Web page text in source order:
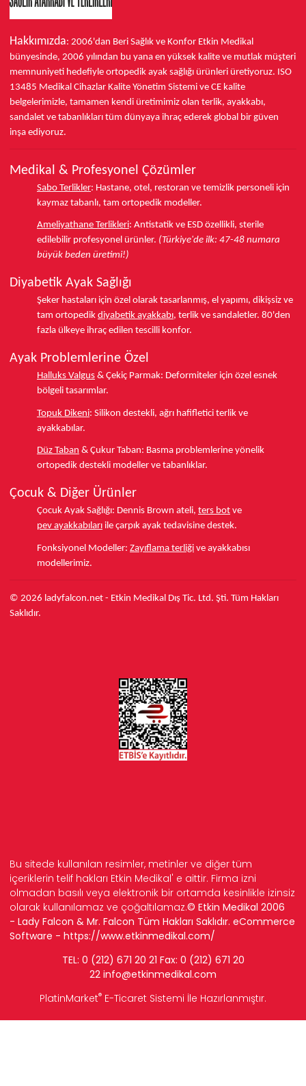
Hakkımızda: 2006'dan Beri Sağlık ve Konfor Etkin Medikal
bünyesinde, 2006 yılından bu yana en yüksek kalite ve mutlak müşteri
memnuniyeti hedefiyle ortopedik ayak sağlığı ürünleri üretiyoruz. ISO
13485 Medikal Cihazlar Kalite Yönetim Sistemi ve CE kalite
belgelerimizle, tamamen kendi üretimimiz olan terlik, ayakkabı,
sandalet ve tabanlıkları tüm dünyaya ihraç ederek global bir güven
inşa ediyoruz.
Medikal & Profesyonel Çözümler
Sabo Terlikler: Hastane, otel, restoran ve temizlik personeli için
kaymaz tabanlı, tam ortopedik modeller.
Ameliyathane Terlikleri: Antistatik ve ESD özellikli, sterile
edilebilir profesyonel ürünler. (Türkiye'de ilk: 47-48 numara
büyük beden üretimi!)
Diyabetik Ayak Sağlığı
Şeker hastaları için özel olarak tasarlanmış, el yapımı, dikişsiz ve
tam ortopedik diyabetik ayakkabı, terlik ve sandaletler. 80'den
fazla ülkeye ihraç edilen tescilli konfor.
Ayak Problemlerine Özel
Halluks Valgus & Çekiç Parmak: Deformiteler için özel esnek
bölgeli tasarımlar.
Topuk Dikeni: Silikon destekli, ağrı hafifletici terlik ve
ayakkabılar.
Düz Taban & Çukur Taban: Basma problemlerine yönelik
ortopedik destekli modeller ve tabanlıklar.
Çocuk & Diğer Ürünler
Çocuk Ayak Sağlığı: Dennis Brown ateli, ters bot ve
pev ayakkabıları ile çarpık ayak tedavisine destek.
Fonksiyonel Modeller: Zayıflama terliği ve ayakkabısı
modellerimiz.
© 2026 ladyfalcon.net - Etkin Medikal Dış Tic. Ltd. Şti. Tüm Hakları
Saklıdır.
Bu sitede kullanılan resimler, metinler ve diğer tüm
içeriklerin telif hakları Etkin Medikal' e aittir. Firma izni
olmadan basılı veya elektronik bir ortamda kesinlikle izinsiz
olarak kullanılamaz ve çoğaltılamaz.© Etkin Medikal 2006
- Lady Falcon & Mr. Falcon Tüm Hakları Saklıdır. eCommerce
Software - https://www.etkinmedikal.com/
TEL: 0 (212) 671 20 21 Fax: 0 (212) 671 20
22 info@etkinmedikal.com
PlatinMarket® E-Ticaret Sistemi İle Hazırlanmıştır.